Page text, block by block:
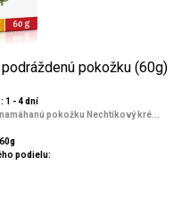
pokožku (60g)
1 - 4 dní
pokožku Nechtíkový kré...
podielu: